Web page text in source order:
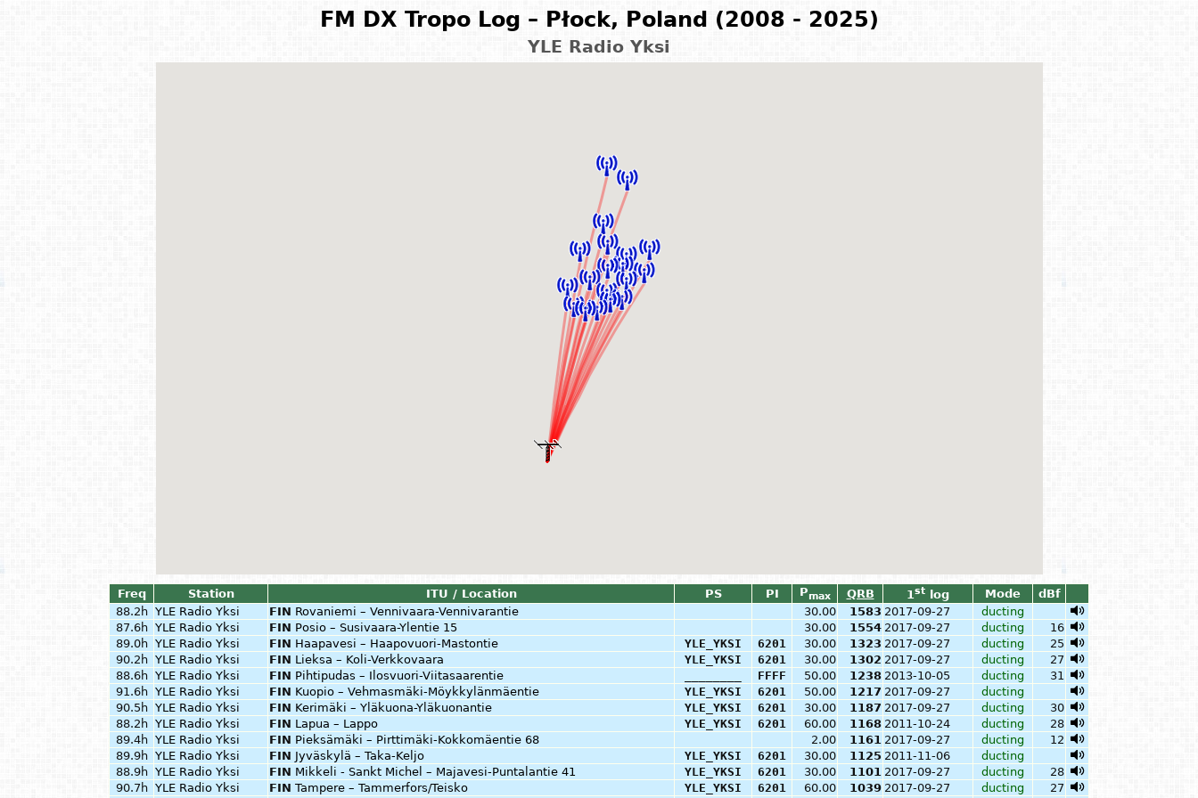
FM DX Tropo Log – Płock, Poland (2008 - 2025)
YLE Radio Yksi
Freq Station ITU / Location PS PI Pmax QRB 1st log Mode
dBf
88.2h YLE Radio Yksi FIN Rovaniemi – Vennivaara-Vennivarantie 30.00 1583 2017-09-27
ducting
87.6h YLE Radio Yksi FIN Posio – Susivaara-Ylentie 15 30.00 1554 2017-09-27 ducting
16
89.0h YLE Radio Yksi FIN Haapavesi – Haapovuori-Mastontie YLE_YKSI 6201 30.00 1323 2017-09-27 ducting
25
90.2h YLE Radio Yksi FIN Lieksa – Koli-Verkkovaara YLE_YKSI 6201 30.00 1302 2017-09-27 ducting
27
88.6h YLE Radio Yksi FIN Pihtipudas – Ilosvuori-Viitasaarentie FFFF 50.00 1238 2013-10-05 ducting
31
91.6h YLE Radio Yksi FIN Kuopio – Vehmasmäki-Möykkylänmäentie YLE_YKSI 6201 50.00 1217 2017-09-27
ducting
90.5h YLE Radio Yksi FIN Kerimäki – Yläkuona-Yläkuonantie YLE_YKSI 6201 30.00 1187 2017-09-27 ducting
30
88.2h YLE Radio Yksi FIN Lapua – Lappo YLE_YKSI 6201 60.00 1168 2011-10-24 ducting
28
89.4h YLE Radio Yksi FIN Pieksämäki – Pirttimäki-Kokkomäentie 68 2.00 1161 2017-09-27 ducting
12
89.9h YLE Radio Yksi FIN Jyväskylä – Taka-Keljo YLE_YKSI 6201 30.00 1125 2011-11-06
ducting
88.9h YLE Radio Yksi FIN Mikkeli - Sankt Michel – Majavesi-Puntalantie 41 YLE_YKSI 6201 30.00 1101 2017-09-27 ducting
28
90.7h YLE Radio Yksi FIN Tampere – Tammerfors/Teisko YLE_YKSI 6201 60.00 1039 2017-09-27 ducting
27